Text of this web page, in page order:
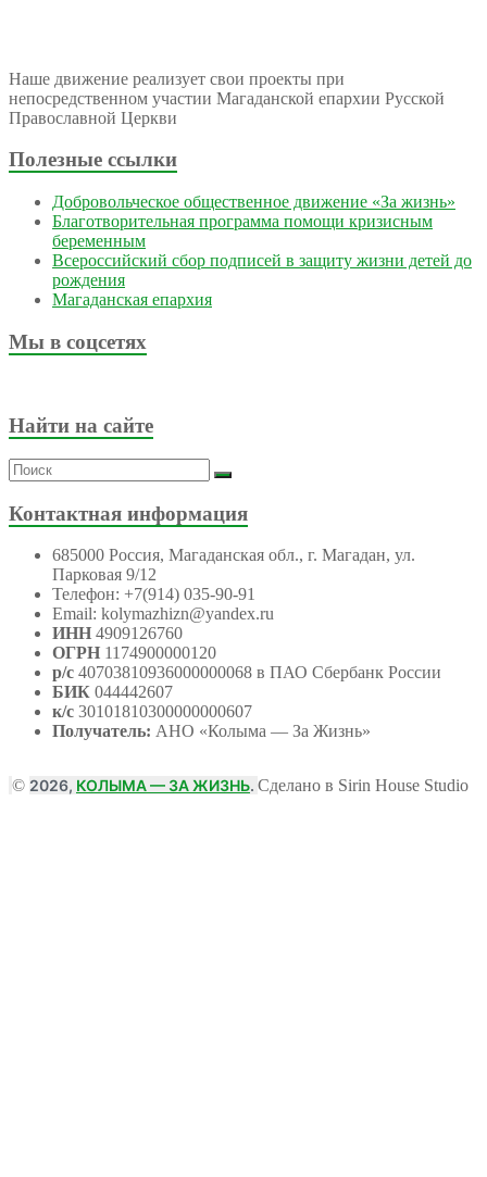
Наше движение реализует свои проекты при
непосредственном участии Магаданской епархии Русской
Православной Церкви
Полезные ссылки
Добровольческое общественное движение «За жизнь»
Благотворительная программа помощи кризисным
беременным
Всероссийский сбор подписей в защиту жизни детей до
рождения
Магаданская епархия
Мы в соцсетях
Найти на сайте
Контактная информация
685000 Россия, Магаданская обл., г. Магадан, ул.
Парковая 9/12
Телефон: +7(914) 035-90-91
Email: kolymazhizn@yandex.ru
ИНН 4909126760
ОГРН 1174900000120
р/с 40703810936000000068 в ПАО Сбербанк России
БИК 044442607
к/с 30101810300000000607
Получатель: АНО «Колыма — За Жизнь»
© 2026, КОЛЫМА — ЗА ЖИЗНЬ. Сделано в Sirin House Studio